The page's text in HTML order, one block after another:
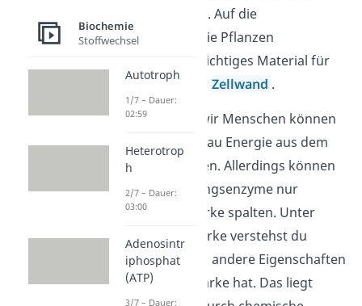
Stärke gespalten. Auf die
Weise erhalten die Pflanzen
beispielsweise wichtiges Material für
den Aufbau ihrerZellwand .
Auch Tiere und wir Menschen können
durch Stärkeabbau Energie aus dem
Molekül gewinnen. Allerdings können
unsere Verdauungsenzyme nur
modifizierte
Stärke spalten. Unter
modifizierter Stärke verstehst du
Stärke, die etwas andere Eigenschaften
als natürliche Stärke hat. Das liegt
Biochemie
Stoffwechsel
Autotroph
1/7 – Dauer:
02:59
Heterotrop
h
2/7 – Dauer:
03:00
Adenosintr
iphosphat
(ATP)
3/7 – Dauer: